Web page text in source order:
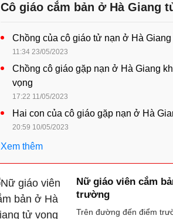
Cô giáo cắm bản ở Hà
Chồng của cô giáo tử nạn ở Hà
11:34 23/05/2023
Chồng cô giáo gặp nạn ở Hà Giang
vọng
17:22 11/05/2023
Hai con của cô giáo gặp nạn ở Hà
20:59 10/05/2023
Xem thêm
Nữ giáo viên cắm
trường
Trên đường đến điểm